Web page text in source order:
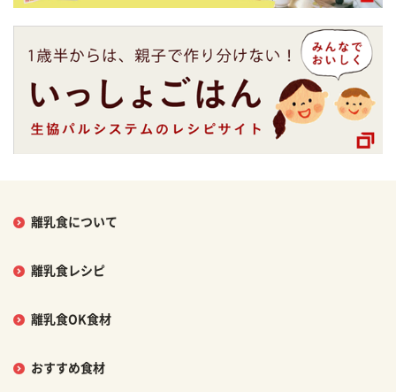
離乳食について
離乳食レシピ
離乳食OK食材
おすすめ食材